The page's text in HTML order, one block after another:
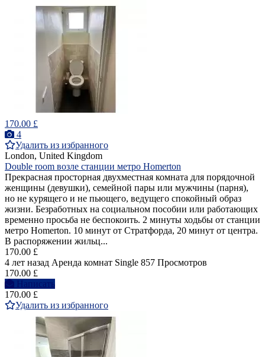
170.00 £
4
Удалить из избранного
London, United Kingdom
Double room возле станции метро Homerton
Прекрасная просторная двухместная комната для порядочной
женщины (девушки), семейной пары или мужчины (парня),
но не курящего и не пьющего, ведущего спокойный образ
жизни. Безработных на социальном пособии или работающих
временно просьба не беспокоить. 2 минуты ходьбы от станции
метро Homerton. 10 минут от Стратфорда, 20 минут от центра.
В распоряжении жильц...
170.00 £
4 лет назад Аренда комнат Single 857 Просмотров
170.00 £
Написать
170.00 £
Удалить из избранного